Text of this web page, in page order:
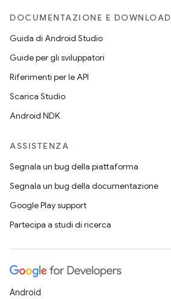
DOCUMENTAZIONE E DOWNLOAD
Guida di Android Studio
Guide per gli sviluppatori
Riferimenti per le API
Scarica Studio
Android NDK
ASSISTENZA
Segnala un bug della piattaforma
Segnala un bug della documentazione
Google Play support
Partecipa a studi di ricerca
Android